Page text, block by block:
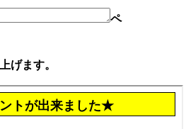
ペ
げます。